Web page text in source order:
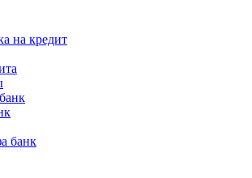
на кредит
банк